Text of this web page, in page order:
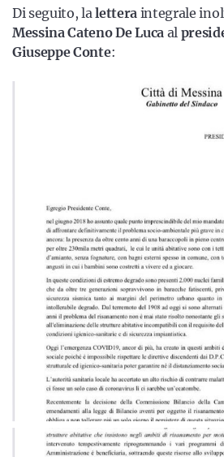
Di seguito, laletteraintegrale
Messina Cateno De Lucaal
Giuseppe Conte: